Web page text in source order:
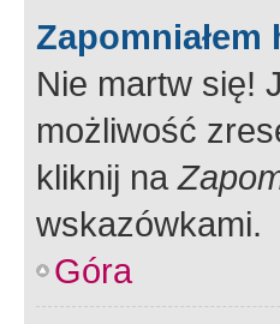
Zapomniałem
Nie martw się!
możliwość
kliknij na
wskazówkami.
Góra